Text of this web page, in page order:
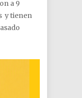
a 9
y tienen